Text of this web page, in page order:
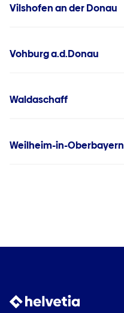
Vilshofen an der Donau
Vohburg a.d.Donau
Waldaschaff
Weilheim-in-Oberbayern